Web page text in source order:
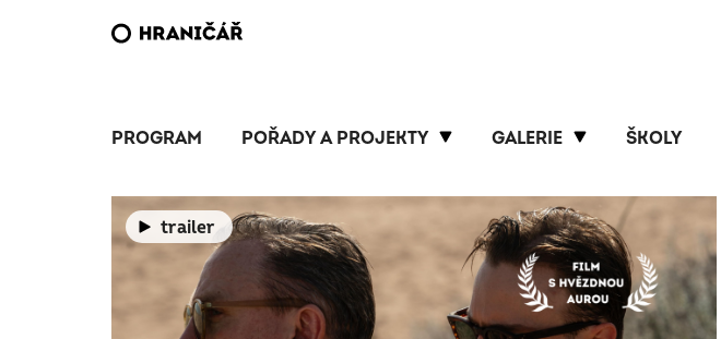
PROGRAM POŘADY A PROJEKTY GALERIE ŠKOLY
trailer